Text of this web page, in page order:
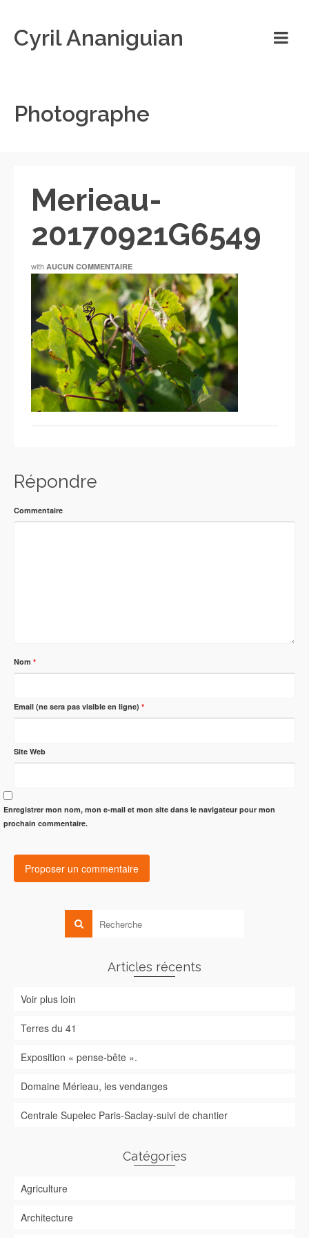
Cyril Ananiguian
Photographe
Merieau-
20170921G6549
with AUCUN COMMENTAIRE
Répondre
Commentaire
Nom *
Email (ne sera pas visible en ligne) *
Site Web
Enregistrer mon nom, mon e-mail et mon site dans le navigateur pour mon
prochain commentaire.
Articles récents
Voir plus loin
Terres du 41
Exposition « pense-bête ».
Domaine Mérieau, les vendanges
Centrale Supelec Paris-Saclay-suivi de chantier
Catégories
Agriculture
Architecture